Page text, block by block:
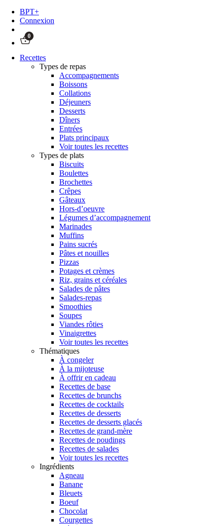
BPT+
Connexion
0
Recettes
Types de repas
Accompagnements
Boissons
Collations
Déjeuners
Desserts
Dîners
Entrées
Plats principaux
Voir toutes les recettes
Types de plats
Biscuits
Boulettes
Brochettes
Crêpes
Gâteaux
Hors-d’oeuvre
Légumes d’accompagnement
Marinades
Muffins
Pains sucrés
Pâtes et nouilles
Pizzas
Potages et crèmes
Riz, grains et céréales
Salades de pâtes
Salades-repas
Smoothies
Soupes
Viandes rôties
Vinaigrettes
Voir toutes les recettes
Thématiques
À congeler
À la mijoteuse
À offrir en cadeau
Recettes de base
Recettes de brunchs
Recettes de cocktails
Recettes de desserts
Recettes de desserts glacés
Recettes de grand-mère
Recettes de poudings
Recettes de salades
Voir toutes les recettes
Ingrédients
Agneau
Banane
Bleuets
Boeuf
Chocolat
Courgettes